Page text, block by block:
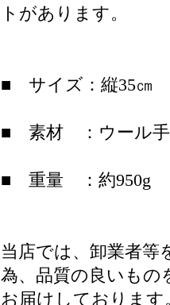
トがあります。
■ サイズ：縦35
■ 素材 ：ウール
■ 重量 ：約950g
当店では、卸業者等
為、品質の良いもの
お届けしております